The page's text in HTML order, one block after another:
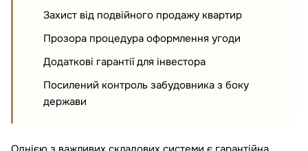
Захист від подвійного продажу квартир
Прозора процедура оформлення угоди
Додаткові гарантії для інвестора
Посилений контроль забудовника з боку
держави